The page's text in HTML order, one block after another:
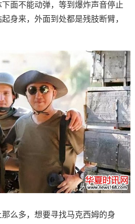
面不能动弹，等到爆炸声音停止
身来，外面到处都是残肢断臂，
多，想要寻找马克西姆的身